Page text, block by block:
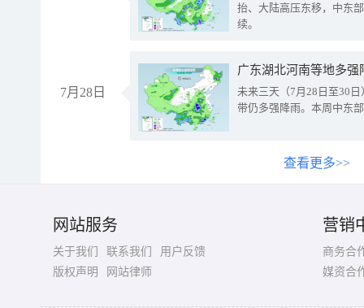
抬、大陆高压东移，中东
续。
7月28日
广东湖北河南等地多
未来三天（7月28日至30
带仍多强降雨。本周中东
查看更多>>
网站服务
关于我们 联系我们
用户反馈
版权声明
网站律师
营销
商务合
媒资合